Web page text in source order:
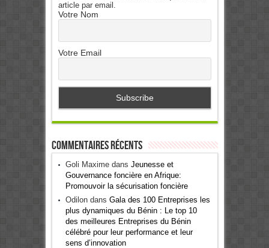
article par email.
Votre Nom
Votre Email
Commentaires récents
Goli Maximedans Jeunesse et
Gouvernance foncière en Afrique:
Promouvoir la sécurisation foncière
Odilondans Gala des 100 Entreprises les
plus dynamiques du Bénin : Le top 10
des meilleures Entreprises du Bénin
célébré pour leur performance et leur
sens d’innovation